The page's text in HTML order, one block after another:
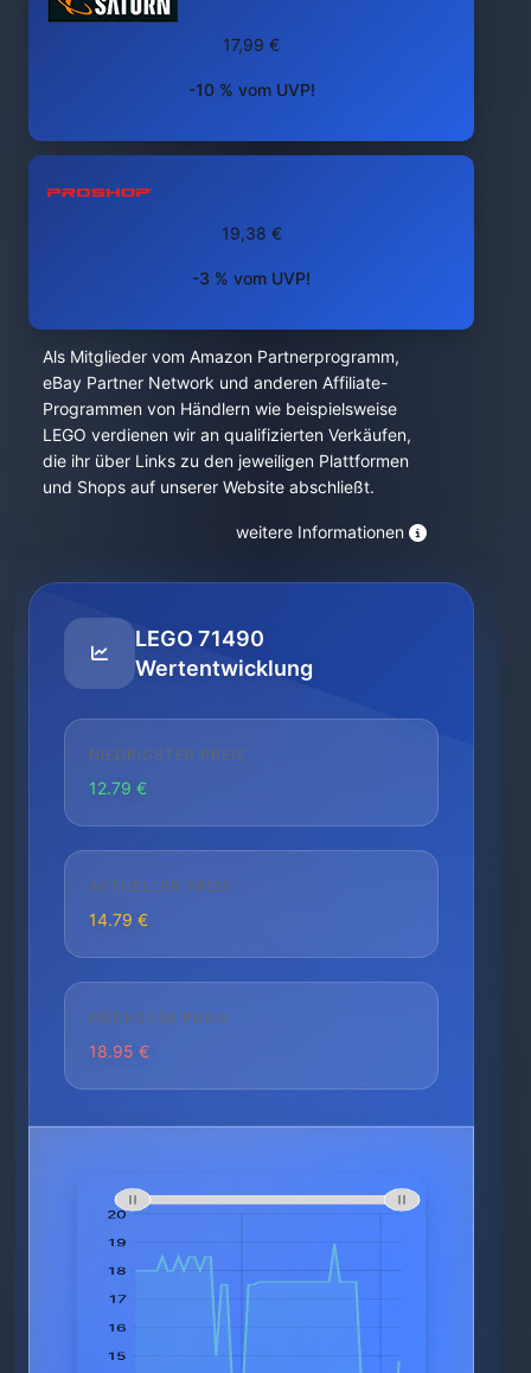
17,99 €
-10 % vom UVP!
19,38 €
-3 % vom UVP!
Als Mitglieder vom Amazon Partnerprogramm,
eBay Partner Network und anderen Affiliate-
Programmen von Händlern wie beispielsweise
LEGO verdienen wir an qualifizierten Verkäufen,
die ihr über Links zu den jeweiligen Plattformen
und Shops auf unserer Website abschließt.
weitere Informationen
LEGO 71490
Wertentwicklung
NIEDRIGSTER PREIS
12.79 €
AKTUELLER PREIS
14.79 €
HÖCHSTER PREIS
18.95 €